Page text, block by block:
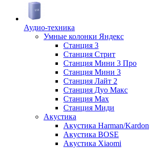
Аудио-техника
Умные колонки Яндекс
Станция 3
Станция Стрит
Станция Мини 3 Про
Станция Мини 3
Станция Лайт 2
Станция Дуо Макс
Станция Max
Станция Миди
Акустика
Акустика Harman/Kardon
Акустика BOSE
Акустика Xiaomi